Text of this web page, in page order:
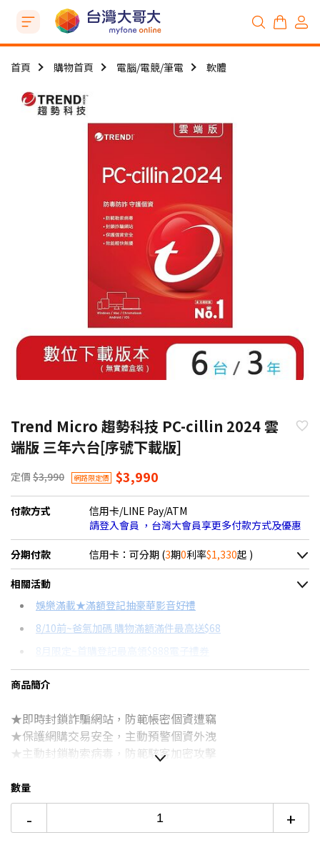
首頁 購物首頁 電腦/電競/筆電 軟體
Trend Micro 趨勢科技 PC-cillin 2024 雲
端版 三年六台[序號下載版]
定價 $3,990 網路限定價 $3,990
付款方式
信用卡/LINE Pay/ATM
請登入會員 ，台灣大會員享更多付款方式及優惠
分期付款 信用卡：可分期 (3期0利率$1,330起 )
＊實際可分期數、適用利率，請以購物車顯示為主
信用卡分期
分期數
12期
24期
每期金額
$355
$182
配合銀行/業者
相關活動
娛樂滿載★滿額登記抽豪華影音好禮
8/10前~爸氣加碼 購物滿額滿件最高送$68
8月限定~首購登記最高領$888電子禮券
台灣大哥大Open Possible聯名卡滿額最高回饋25%
更多信用卡分期0利率滿額享回饋
商品簡介
★即時封鎖詐騙網站，防範帳密個資遭竊
★保護網購交易安全，主動預警個資外洩
★主動封鎖勒索病毒，防範駭客加密攻擊
※此商品不會有實體包裹配送, 將以email寄送憑證序號及
下載方式, 請在購物車結帳時, 務必填寫正確的購買人email
數量
- +